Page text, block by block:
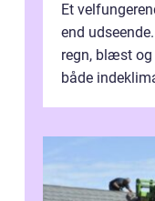
Et
end
regn, blæst
både